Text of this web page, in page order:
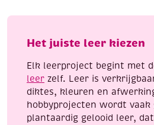
Het juiste leer kiezen
Elk leerproject begint met
leer zelf. Leer is
diktes, kleuren en
hobbyprojecten wordt
plantaardig gelooid leer,